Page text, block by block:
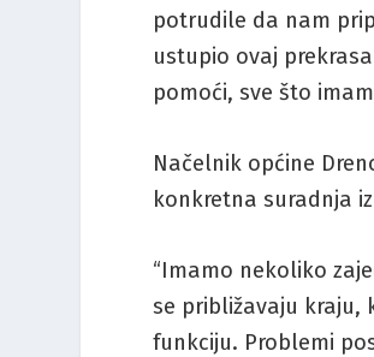
potrudile da nam
ustupio ovaj
pomoći, sve što
Načelnik općine
konkretna suradnja
“Imamo nekoliko
se približavaju kraju,
funkciju. Problemi